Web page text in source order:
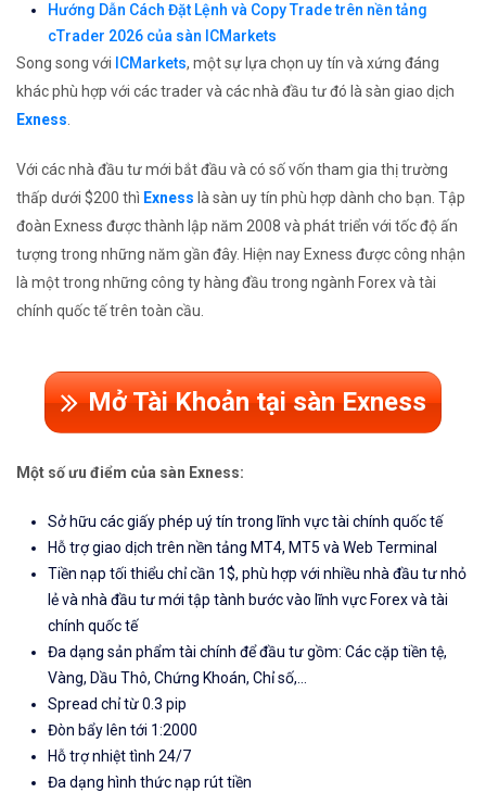
Hướng Dẫn Cách Đặt Lệnh và Copy Trade trên nền tảng
cTrader 2026 của sàn ICMarkets
Song song với ICMarkets, một sự lựa chọn uy tín và xứng đáng
khác phù hợp với các trader và các nhà đầu tư đó là sàn giao dịch
Exness.
Với các nhà đầu tư mới bắt đầu và có số vốn tham gia thị trường
thấp dưới $200 thì Exness là sàn uy tín phù hợp dành cho bạn. Tập
đoàn Exness được thành lập năm 2008 và phát triển với tốc độ ấn
tượng trong những năm gần đây. Hiện nay Exness được công nhận
là một trong những công ty hàng đầu trong ngành Forex và tài
chính quốc tế trên toàn cầu.
Mở Tài Khoản tại sàn Exness
Một số ưu điểm của sàn Exness:
Sở hữu các giấy phép uý tín trong lĩnh vực tài chính quốc tế
Hỗ trợ giao dịch trên nền tảng MT4, MT5 và Web Terminal
Tiền nạp tối thiểu chỉ cần 1$, phù hợp với nhiều nhà đầu tư nhỏ
lẻ và nhà đầu tư mới tập tành bước vào lĩnh vực Forex và tài
chính quốc tế
Đa dạng sản phẩm tài chính để đầu tư gồm: Các cặp tiền tệ,
Vàng, Dầu Thô, Chứng Khoán, Chỉ số,...
Spread chỉ từ 0.3 pip
Đòn bẩy lên tới 1:2000
Hỗ trợ nhiệt tình 24/7
Đa dạng hình thức nạp rút tiền